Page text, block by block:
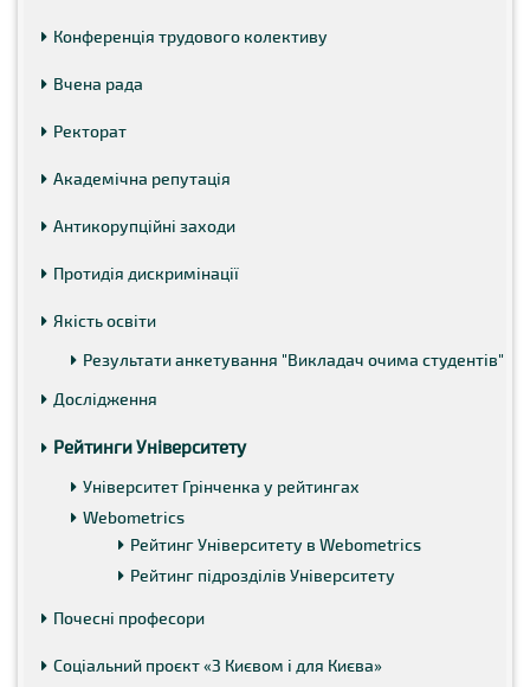
Конференція трудового колективу
Вчена рада
Ректорат
Академічна репутація
Антикорупційні заходи
Протидія дискримінації
Якість освіти
Результати анкетування "Викладач очима студентів"
Дослідження
Рейтинги Університету
Університет Грінченка у рейтингах
Webometrics
Рейтинг Університету в Webometrics
Рейтинг підрозділів Університету
Почесні професори
Соціальний проєкт «З Києвом і для Києва»